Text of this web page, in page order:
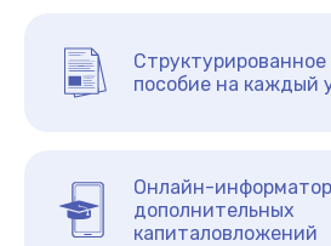
Структурированное
пособие на каждый
Онлайн-
дополнительных
капиталовложений